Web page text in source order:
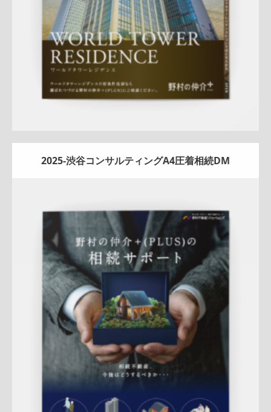
詳しく見る
2025-渋谷コンサルティングA4圧着相続DM
Update:2026.03.05
折りパンフレットマンション土地戸建 相続サービス紹
売却訴求 査定 渋谷営業部
アフターフォロー成約御礼